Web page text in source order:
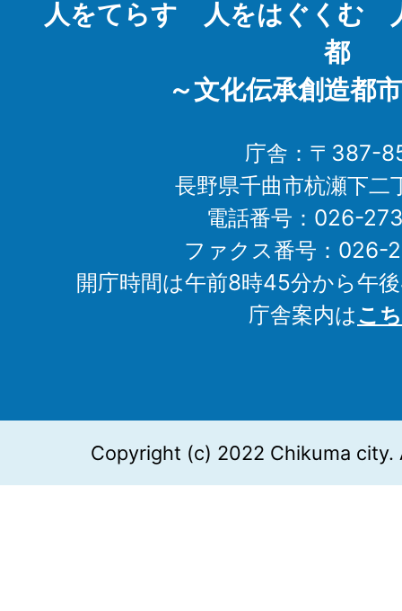
人をてらす 人をはぐくむ
都
～文化伝承創造都
庁舎：〒387-
長野県千曲市杭瀬下二
電話番号：026-
ファクス番号：026-
開庁時間は午前8時45分から午
庁舎案内はこ
Copyright (c) 2022 Chikuma city.